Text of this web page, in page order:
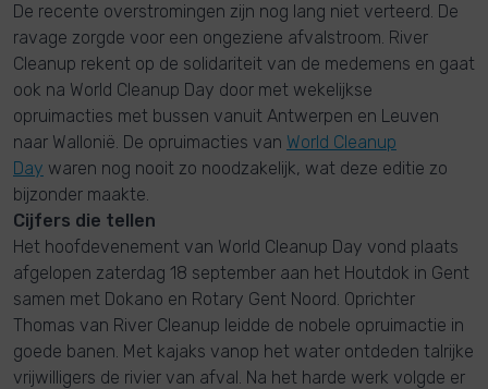
De recente overstromingen zijn nog lang niet verteerd. De
ravage zorgde voor een ongeziene afvalstroom. River
Cleanup rekent op de solidariteit van de medemens en gaat
ook na World Cleanup Day door met wekelijkse
opruimacties met bussen vanuit Antwerpen en Leuven
naar Wallonië. De opruimacties van World Cleanup
Day waren nog nooit zo noodzakelijk, wat deze editie zo
bijzonder maakte.
Cijfers die tellen
Het hoofdevenement van World Cleanup Day vond plaats
afgelopen zaterdag 18 september aan het Houtdok in Gent
samen met Dokano en Rotary Gent Noord. Oprichter
Thomas van River Cleanup leidde de nobele opruimactie in
goede banen. Met kajaks vanop het water ontdeden talrijke
vrijwilligers de rivier van afval. Na het harde werk volgde er